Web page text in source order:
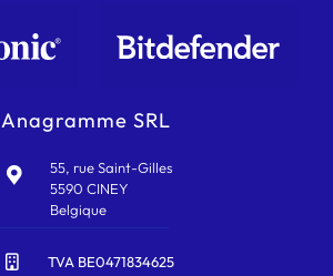
Anagramme SRL
55, rue Saint-Gilles
5590 CINEY
Belgique
TVA BE0471834625